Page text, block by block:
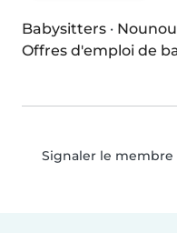
Babysitters ·
Offres d'emploi de
Signaler le membre